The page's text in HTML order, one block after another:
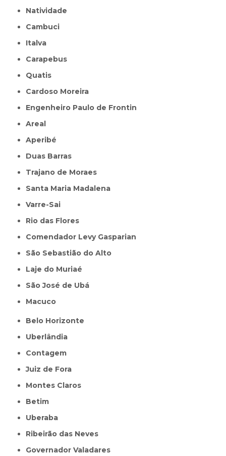
Natividade
Cambuci
Italva
Carapebus
Quatis
Cardoso Moreira
Engenheiro Paulo de Frontin
Areal
Aperibé
Duas Barras
Trajano de Moraes
Santa Maria Madalena
Varre-Sai
Rio das Flores
Comendador Levy Gasparian
São Sebastião do Alto
Laje do Muriaé
São José de Ubá
Macuco
Belo Horizonte
Uberlândia
Contagem
Juiz de Fora
Montes Claros
Betim
Uberaba
Ribeirão das Neves
Governador Valadares